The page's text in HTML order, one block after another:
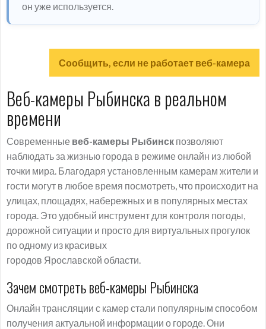
он уже используется.
Сообщить, если не работает веб-камера
Веб-камеры Рыбинска в реальном
времени
Современные веб-камеры Рыбинск позволяют
наблюдать за жизнью города в режиме онлайн из любой
точки мира. Благодаря установленным камерам жители и
гости могут в любое время посмотреть, что происходит на
улицах, площадях, набережных и в популярных местах
города. Это удобный инструмент для контроля погоды,
дорожной ситуации и просто для виртуальных прогулок
по одному из красивых
городов Ярославской области.
Зачем смотреть веб-камеры Рыбинска
Онлайн трансляции с камер стали популярным способом
получения актуальной информации о городе. Они